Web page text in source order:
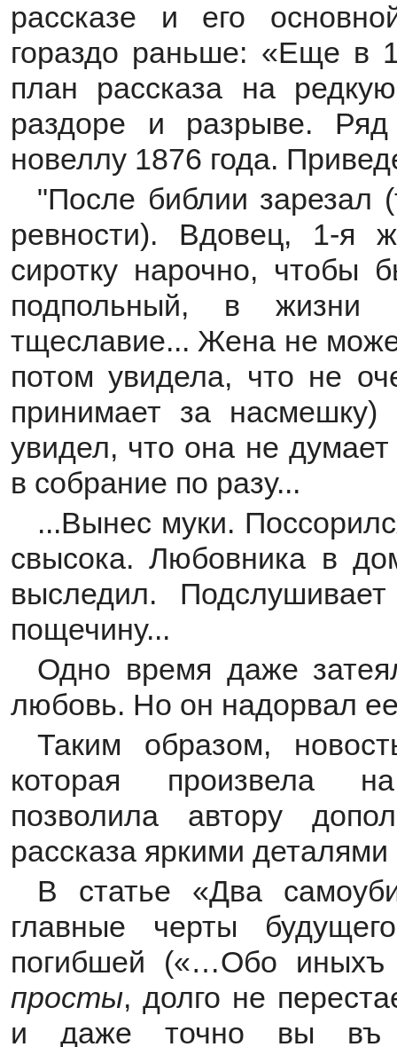
рассказе и его
гораздо раньше: «Еще в
план рассказа на
раздоре и разрыве.
новеллу 1876 года.
"После библии зарезал
ревности). Вдовец, 1-я
сиротку нарочно, чтобы
подпольный, в жизни
тщеславие... Жена не
потом увидела, что не
принимает за насмешку)
увидел, что она не
в собрание по разу...
...Вынес муки.
свысока. Любовника в
выследил.
пощечину...
Одно время даже
любовь. Но он надорвал
Таким образом,
которая произвела
позволила автору
рассказа яркими
В статье «Два
главные черты
погибшей («…Обо
просты, долго не
и даже точно вы въ